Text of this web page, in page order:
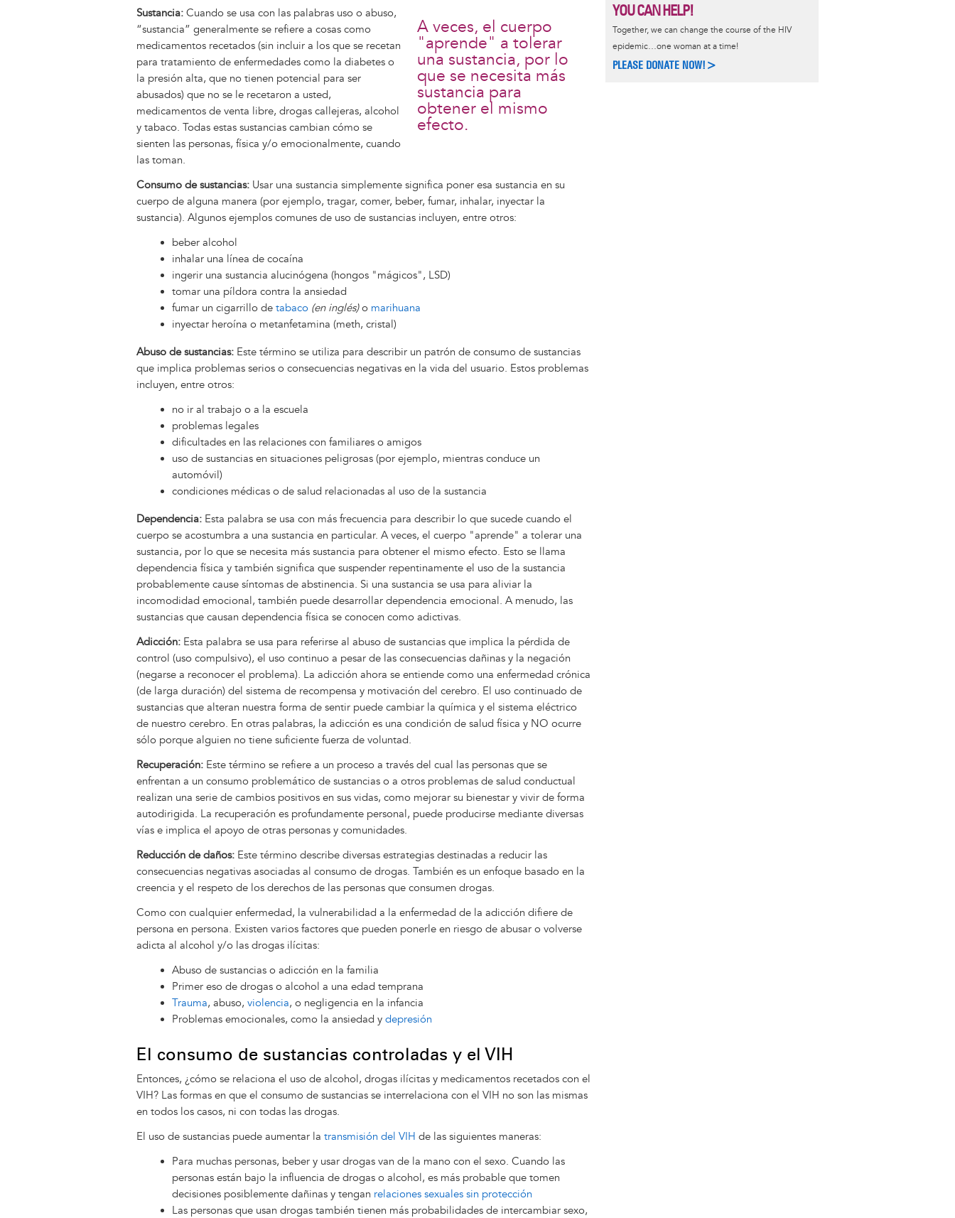
A veces, el cuerpo
"aprende" a tolerar
una sustancia, por lo
que se necesita más
sustancia para
obtener el mismo
efecto.
Sustancia: Cuando se usa con las palabras uso o abuso,
“sustancia” generalmente se refiere a cosas como
medicamentos recetados (sin incluir a los que se recetan
para tratamiento de enfermedades como la diabetes o
la presión alta, que no tienen potencial para ser
abusados) que no se le recetaron a usted,
medicamentos de venta libre, drogas callejeras, alcohol
y tabaco. Todas estas sustancias cambian cómo se
sienten las personas, física y/o emocionalmente, cuando
las toman.
Consumo de sustancias: Usar una sustancia simplemente significa poner esa sustancia en su
cuerpo de alguna manera (por ejemplo, tragar, comer, beber, fumar, inhalar, inyectar la
sustancia). Algunos ejemplos comunes de uso de sustancias incluyen, entre otros:
beber alcohol
inhalar una línea de cocaína
ingerir una sustancia alucinógena (hongos "mágicos", LSD)
tomar una píldora contra la ansiedad
fumar un cigarrillo de tabaco (en inglés)o marihuana
inyectar heroína o metanfetamina (meth, cristal)
Abuso de sustancias: Este término se utiliza para describir un patrón de consumo de sustancias
que implica problemas serios o consecuencias negativas en la vida del usuario. Estos problemas
incluyen, entre otros:
no ir al trabajo o a la escuela
problemas legales
dificultades en las relaciones con familiares o amigos
uso de sustancias en situaciones peligrosas (por ejemplo, mientras conduce un
automóvil)
condiciones médicas o de salud relacionadas al uso de la sustancia
Dependencia: Esta palabra se usa con más frecuencia para describir lo que sucede cuando el
cuerpo se acostumbra a una sustancia en particular. A veces, el cuerpo "aprende" a tolerar una
sustancia, por lo que se necesita más sustancia para obtener el mismo efecto. Esto se llama
dependencia física y también significa que suspender repentinamente el uso de la sustancia
probablemente cause síntomas de abstinencia. Si una sustancia se usa para aliviar la
incomodidad emocional, también puede desarrollar dependencia emocional. A menudo, las
sustancias que causan dependencia física se conocen como adictivas.
Adicción: Esta palabra se usa para referirse al abuso de sustancias que implica la pérdida de
control (uso compulsivo), el uso continuo a pesar de las consecuencias dañinas y la negación
(negarse a reconocer el problema). La adicción ahora se entiende como una enfermedad crónica
(de larga duración) del sistema de recompensa y motivación del cerebro. El uso continuado de
sustancias que alteran nuestra forma de sentir puede cambiar la química y el sistema eléctrico
de nuestro cerebro. En otras palabras, la adicción es una condición de salud física y NO ocurre
sólo porque alguien no tiene suficiente fuerza de voluntad.
Recuperación: Este término se refiere a un proceso a través del cual las personas que se
enfrentan a un consumo problemático de sustancias o a otros problemas de salud conductual
realizan una serie de cambios positivos en sus vidas, como mejorar su bienestar y vivir de forma
autodirigida. La recuperación es profundamente personal, puede producirse mediante diversas
vías e implica el apoyo de otras personas y comunidades.
Reducción de daños: Este término describe diversas estrategias destinadas a reducir las
consecuencias negativas asociadas al consumo de drogas. También es un enfoque basado en la
creencia y el respeto de los derechos de las personas que consumen drogas.
Como con cualquier enfermedad, la vulnerabilidad a la enfermedad de la adicción difiere de
persona en persona. Existen varios factores que pueden ponerle en riesgo de abusar o volverse
adicta al alcohol y/o las drogas ilícitas:
Abuso de sustancias o adicción en la familia
Primer eso de drogas o alcohol a una edad temprana
Trauma, abuso, violencia, o negligencia en la infancia
Problemas emocionales, como la ansiedad y depresión
El consumo de sustancias controladas y el VIH
Entonces, ¿cómo se relaciona el uso de alcohol, drogas ilícitas y medicamentos recetados con el
VIH? Las formas en que el consumo de sustancias se interrelaciona con el VIH no son las mismas
en todos los casos, ni con todas las drogas.
El uso de sustancias puede aumentar la transmisión del VIH de las siguientes maneras:
Para muchas personas, beber y usar drogas van de la mano con el sexo. Cuando las
personas están bajo la influencia de drogas o alcohol, es más probable que tomen
decisiones posiblemente dañinas y tengan relaciones sexuales sin protección
Las personas que usan drogas también tienen más probabilidades de intercambiar sexo,
YOU CAN HELP!
Together, we can change the course of the HIV
epidemic…one woman at a time!
PLEASE DONATE NOW!>